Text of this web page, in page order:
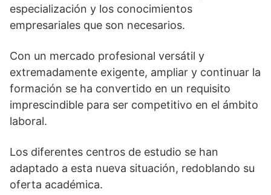
especialización y los conocimientos
empresariales que son necesarios.
Con un mercado profesional versátil y
extremadamente exigente, ampliar y continuar la
formación se ha convertido en un requisito
imprescindible para ser competitivo en el ámbito
laboral.
Los diferentes centros de estudio se han
adaptado a esta nueva situación, redoblando su
oferta académica.